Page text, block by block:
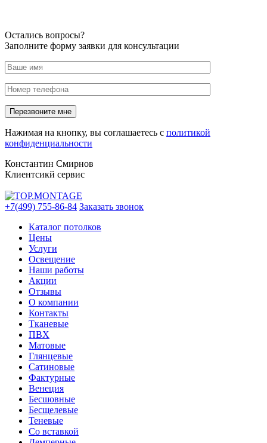
Остались вопросы?
Заполните форму заявки для консультации
Нажимая на кнопку, вы соглашаетесь с политикой
конфиденциальности
Константин Смирнов
Клиентсикй сервис
+7(499) 755-86-84 Заказать звонок
Каталог потолков
Цены
Услуги
Освещение
Наши работы
Акции
Отзывы
О компании
Контакты
Тканевые
ПВХ
Матовые
Глянцевые
Сатиновые
Фактурные
Венеция
Бесшовные
Бесщелевые
Теневые
Со вставкой